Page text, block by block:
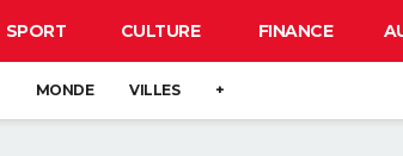
SPORT CULTURE FINANCE
MONDE VILLES +